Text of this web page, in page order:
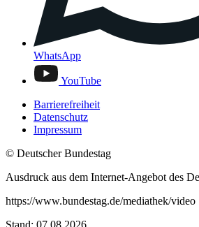
WhatsApp
YouTube
Barrierefreiheit
Datenschutz
Impressum
© Deutscher Bundestag
Ausdruck aus dem Internet-Angebot des
https://www.bundestag.de/mediathek/video
Stand: 07.08.2026